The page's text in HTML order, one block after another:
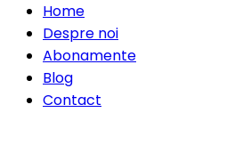
Home
Despre noi
Abonamente
Blog
Contact